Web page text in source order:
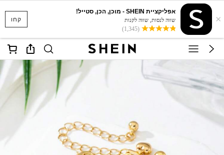
קחו ×
אפליקציית SHEIN - מוכן, הכן, סטייל!
שווה לנסות, שווה לקנות
(1,345)